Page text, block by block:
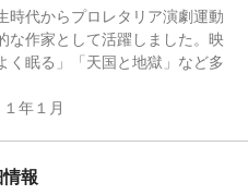
時代からプロレタリア演劇運動
な作家として活躍しました。映
く眠る」「天国と地獄」など多
年１月
報